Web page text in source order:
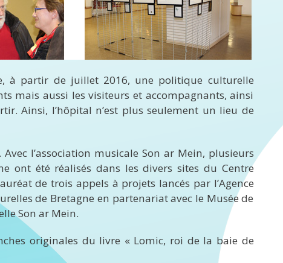
à partir de juillet 2016, une politique culturelle
mais aussi les visiteurs et accompagnants, ainsi
Ainsi, l’hôpital n’est plus seulement un lieu de
l’association musicale Son ar Mein, plusieurs
ont été réalisés dans les divers sites du Centre
de trois appels à projets lancés par l’Agence
de Bretagne en partenariat avec le Musée de
Son ar Mein.
originales du livre « Lomic, roi de la baie de